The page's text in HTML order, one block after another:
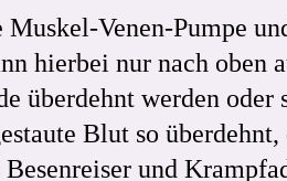
Venen-Pumpe
hierbei nur nach oben
überdehnt werden
Blut so
und